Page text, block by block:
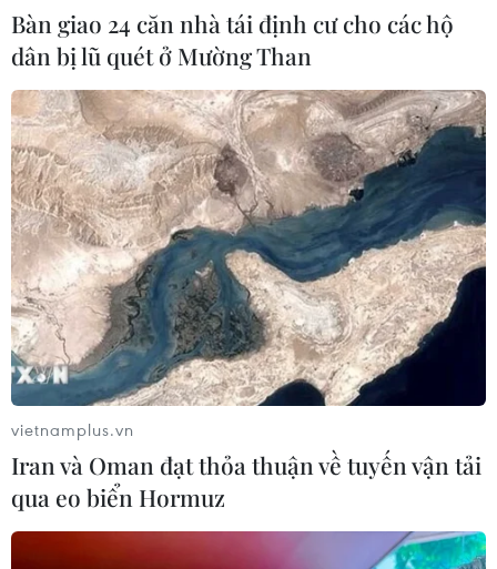
Bàn giao 24 căn nhà tái định cư cho các hộ
dân bị lũ quét ở Mường Than
vietnamplus.vn
Iran và Oman đạt thỏa thuận về tuyến vận tải
qua eo biển Hormuz